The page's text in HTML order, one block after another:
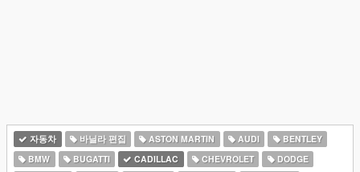
자동차 바닐라 편집 ASTON MARTIN AUDI
BENTLEY
BMW
BUGATTI CADILLAC CHEVROLET
DODGE